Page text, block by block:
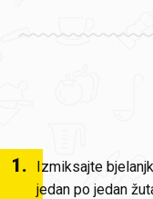
1.
Izmiksajte
jedan po jedan